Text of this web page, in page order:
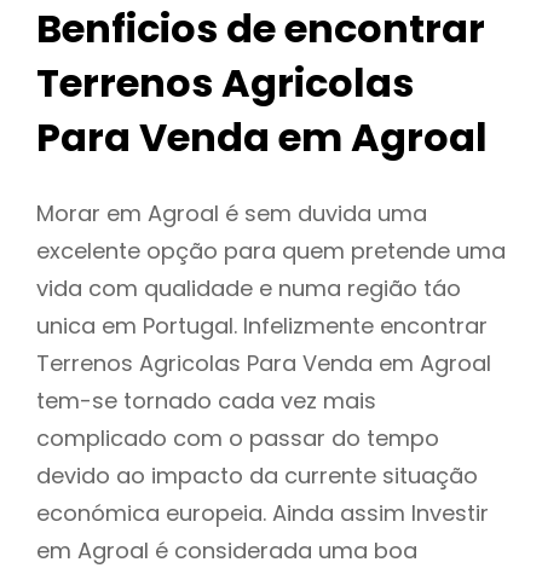
Benficios de encontrar
Terrenos Agricolas
Para Venda em Agroal
Morar em Agroal é sem duvida uma
excelente opção para quem pretende uma
vida com qualidade e numa região táo
unica em Portugal. Infelizmente encontrar
Terrenos Agricolas Para Venda em Agroal
tem-se tornado cada vez mais
complicado com o passar do tempo
devido ao impacto da currente situação
económica europeia. Ainda assim Investir
em Agroal é considerada uma boa